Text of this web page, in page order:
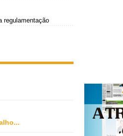
regulamentação
...